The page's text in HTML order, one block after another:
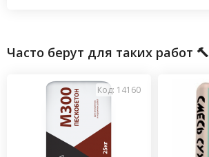
Часто берут для таких работ 🔨
Код: 14160